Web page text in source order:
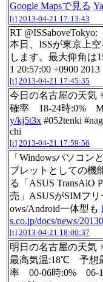
Google Mapsで見る
[t] 2013-04-21 17:13:43
RT @ISSaboveTokyo:
本日、ISSが東京上
します。最大仰角は
1 20:57:00 +0900 2013
[t] 2013-04-21 17:45:35
今日の名古屋の天
確率 18-24時:0%
y/kj5t3x #052tenki
chi
[t] 2013-04-21 17:59:56
「Windowsパソコン
ブレットとしての機
る「ASUS TransAiO
売」ASUSがSIMフ
ows/Android一体型も
s.co.jp/docs/news/
[t] 2013-04-21 18:00:37
明日の名古屋の天
最高気温:18℃ 予想
率 00-06時:0% 06-